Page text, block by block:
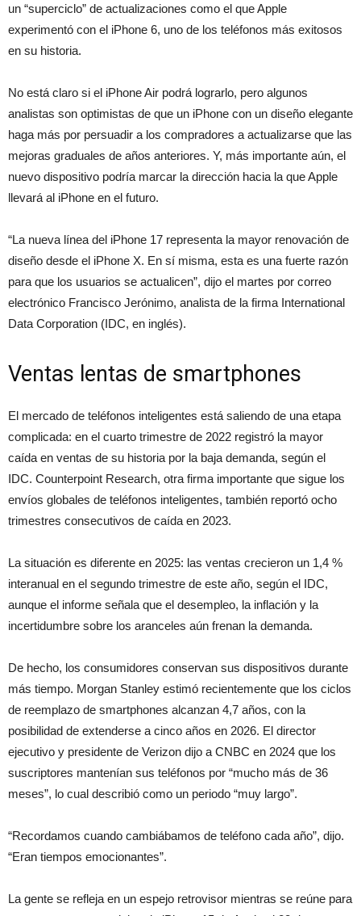
un “superciclo” de actualizaciones como el que Apple
experimentó con el iPhone 6, uno de los teléfonos más exitosos
en su historia.
No está claro si el iPhone Air podrá lograrlo, pero algunos
analistas son optimistas de que un iPhone con un diseño elegante
haga más por persuadir a los compradores a actualizarse que las
mejoras graduales de años anteriores. Y, más importante aún, el
nuevo dispositivo podría marcar la dirección hacia la que Apple
llevará al iPhone en el futuro.
“La nueva línea del iPhone 17 representa la mayor renovación de
diseño desde el iPhone X. En sí misma, esta es una fuerte razón
para que los usuarios se actualicen”, dijo el martes por correo
electrónico Francisco Jerónimo, analista de la firma International
Data Corporation (IDC, en inglés).
Ventas lentas de smartphones
El mercado de teléfonos inteligentes está saliendo de una etapa
complicada: en el cuarto trimestre de 2022 registró la mayor
caída en ventas de su historia por la baja demanda, según el
IDC. Counterpoint Research, otra firma importante que sigue los
envíos globales de teléfonos inteligentes, también reportó ocho
trimestres consecutivos de caída en 2023.
La situación es diferente en 2025: las ventas crecieron un 1,4 %
interanual en el segundo trimestre de este año, según el IDC,
aunque el informe señala que el desempleo, la inflación y la
incertidumbre sobre los aranceles aún frenan la demanda.
De hecho, los consumidores conservan sus dispositivos durante
más tiempo. Morgan Stanley estimó recientemente que los ciclos
de reemplazo de smartphones alcanzan 4,7 años, con la
posibilidad de extenderse a cinco años en 2026. El director
ejecutivo y presidente de Verizon dijo a CNBC en 2024 que los
suscriptores mantenían sus teléfonos por “mucho más de 36
meses”, lo cual describió como un periodo “muy largo”.
“Recordamos cuando cambiábamos de teléfono cada año”, dijo.
“Eran tiempos emocionantes”.
La gente se refleja en un espejo retrovisor mientras se reúne para